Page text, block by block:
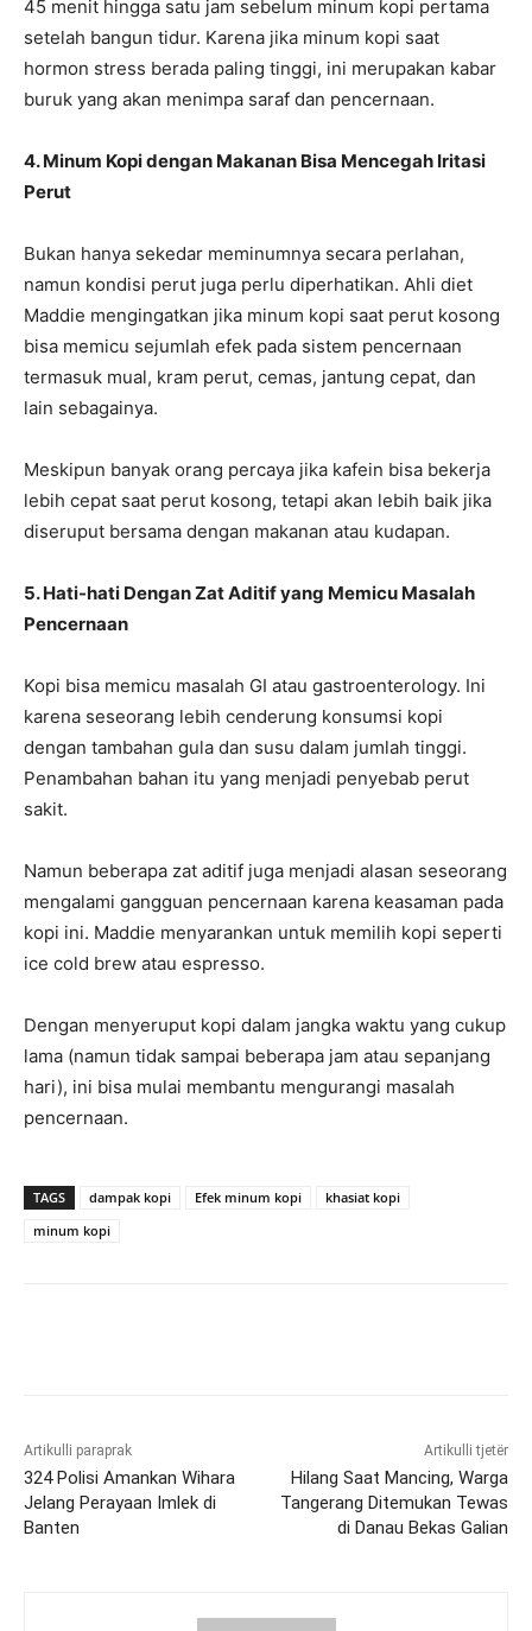
45 menit hingga satu jam sebelum minum kopi pertama
setelah bangun tidur. Karena jika minum kopi saat
hormon stress berada paling tinggi, ini merupakan kabar
buruk yang akan menimpa saraf dan pencernaan.
4. Minum Kopi dengan Makanan Bisa Mencegah Iritasi
Perut
Bukan hanya sekedar meminumnya secara perlahan,
namun kondisi perut juga perlu diperhatikan. Ahli diet
Maddie mengingatkan jika minum kopi saat perut kosong
bisa memicu sejumlah efek pada sistem pencernaan
termasuk mual, kram perut, cemas, jantung cepat, dan
lain sebagainya.
Meskipun banyak orang percaya jika kafein bisa bekerja
lebih cepat saat perut kosong, tetapi akan lebih baik jika
diseruput bersama dengan makanan atau kudapan.
5. Hati-hati Dengan Zat Aditif yang Memicu Masalah
Pencernaan
Kopi bisa memicu masalah GI atau gastroenterology. Ini
karena seseorang lebih cenderung konsumsi kopi
dengan tambahan gula dan susu dalam jumlah tinggi.
Penambahan bahan itu yang menjadi penyebab perut
sakit.
Namun beberapa zat aditif juga menjadi alasan seseorang
mengalami gangguan pencernaan karena keasaman pada
kopi ini. Maddie menyarankan untuk memilih kopi seperti
ice cold brew atau espresso.
Dengan menyeruput kopi dalam jangka waktu yang cukup
lama (namun tidak sampai beberapa jam atau sepanjang
hari), ini bisa mulai membantu mengurangi masalah
pencernaan.
TAGS dampak kopi Efek minum kopi
khasiat kopi
minum kopi
Artikulli paraprak
324 Polisi Amankan Wihara
Jelang Perayaan Imlek di
Banten
Artikulli tjetër
Hilang Saat Mancing, Warga
Tangerang Ditemukan Tewas
di Danau Bekas Galian